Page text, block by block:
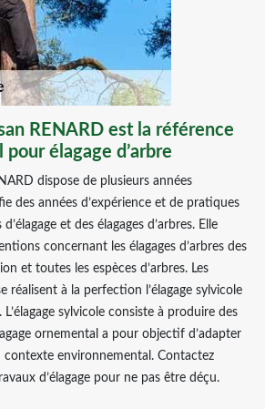
RENARD est la référence
élagage d’arbre
dispose de plusieurs années
des années d’expérience et de pratiques
et des élagages d’arbres. Elle
concernant les élagages d’arbres des
et toutes les espèces d’arbres. Les
réalisent à la perfection l’élagage sylvicole
L’élagage sylvicole consiste à produire des
ornemental a pour objectif d’adapter
contexte environnemental. Contactez
d’élagage pour ne pas être déçu.